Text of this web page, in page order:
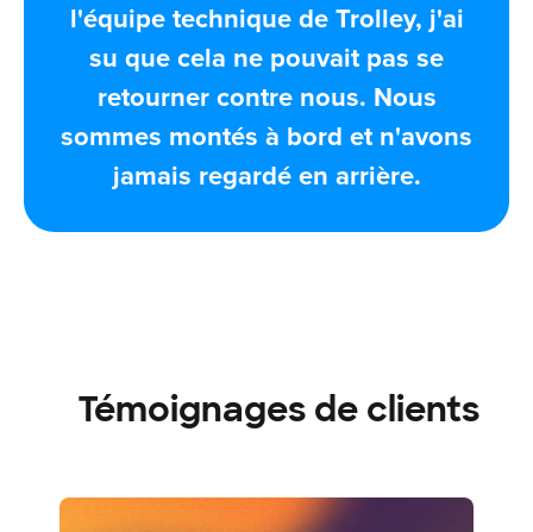
l'équipe technique de Trolley, j'ai
su que cela ne pouvait pas se
retourner contre nous. Nous
sommes montés à bord et n'avons
jamais regardé en arrière.
Témoignages de clients